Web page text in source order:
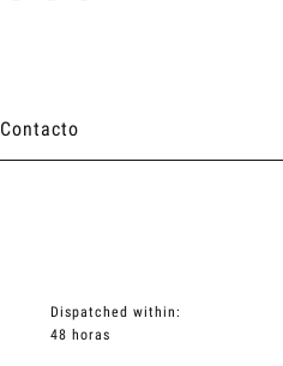
Contacto
Dispatched within:
48 horas